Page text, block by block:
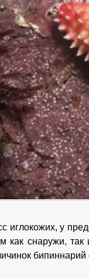
иглокожих, у
как снаружи,